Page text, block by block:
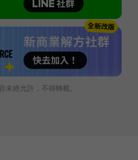
未經允許，不得轉載。